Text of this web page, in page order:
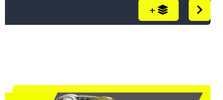
do
+